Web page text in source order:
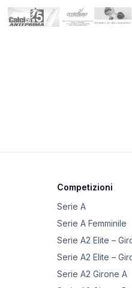
Competizioni
Serie A
Serie A Femminile
Serie A2 Elite –
Serie A2 Elite –
Serie A2 Girone A